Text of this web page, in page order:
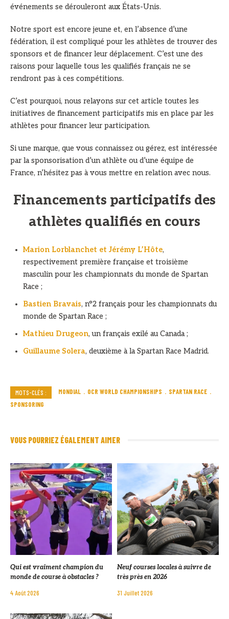
événements se dérouleront aux États-Unis.
Notre sport est encore jeune et, en l’absence d’une
fédération, il est compliqué pour les athlètes de trouver des
sponsors et de financer leur déplacement. C’est une des
raisons pour laquelle tous les qualifiés français ne se
rendront pas à ces compétitions.
C’est pourquoi, nous relayons sur cet article toutes les
initiatives de financement participatifs mis en place par les
athlètes pour financer leur participation.
Si une marque, que vous connaissez ou gérez, est intéressée
par la sponsorisation d’un athlète ou d’une équipe de
France, n’hésitez pas à vous mettre en relation avec nous.
Financements participatifs des
athlètes qualifiés en cours
Marion Lorblanchet et Jérémy L’Hôte,
respectivement première française et troisième
masculin pour les championnats du monde de Spartan
Race ;
Bastien Bravais, n°2 français pour les championnats du
monde de Spartan Race ;
Mathieu Drugeon, un français exilé au Canada ;
Guillaume Solera, deuxième à la Spartan Race Madrid.
MOTS-CLÉS : MONDIAL OCR WORLD CHAMPIONSHIPS
SPARTAN RACE
SPONSORING
VOUS POURRIEZ ÉGALEMENT AIMER
Qui est vraiment champion du
monde de course à obstacles ?
4 Août 2026
Neuf courses locales à suivre de
très près en 2026
31 Juillet 2026